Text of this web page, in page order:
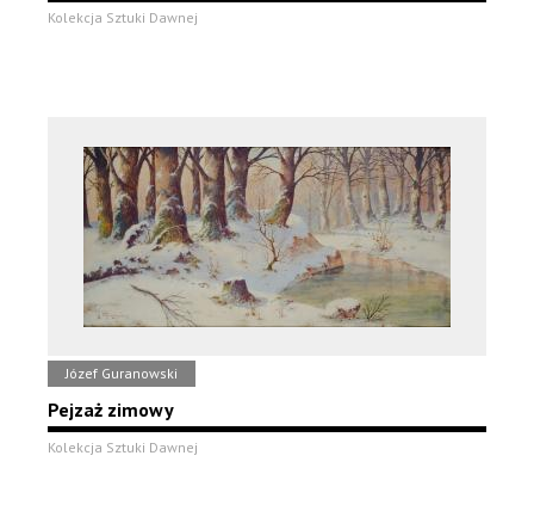
Kolekcja Sztuki Dawnej
Józef Guranowski
Pejzaż zimowy
Kolekcja Sztuki Dawnej